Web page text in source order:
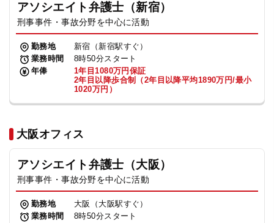
アソシエイト弁護士（新宿）
刑事事件・事故分野を中心に活動
勤務地
新宿（新宿駅すぐ）
業務時間
8時50分スタート
年俸
1年目1080万円保証
2年目以降歩合制（2年目以降平均1890万円/最小
1020万円）
大阪オフィス
アソシエイト弁護士（大阪）
刑事事件・事故分野を中心に活動
勤務地
大阪（大阪駅すぐ）
業務時間
8時50分スタート
お知らせ
特設サイト
相談先情報サイト
法人グループ
プライバシーポリシー 利用規約
TikTok受賞 定義集 動画集